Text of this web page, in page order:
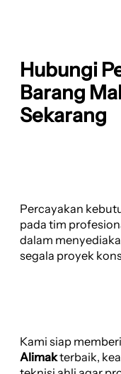
Hubungi
Barang
Sekarang
Percayakan
pada tim
dalam
segala proyek
Kami siap
Alimakterbaik,